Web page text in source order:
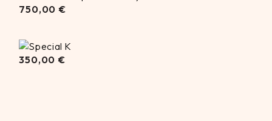
750,00
750,00 €
350,00 €